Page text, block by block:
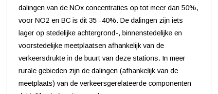
dalingen van de NOx concentraties op tot meer dan 50%,
voor NO2 en BC is dit 35 -40%. De dalingen zijn iets
lager op stedelijke achtergrond-, binnenstedelijke en
voorstedelijke meetplaatsen afhankelijk van de
verkeersdrukte in de buurt van deze stations. In meer
rurale gebieden zijn de dalingen (afhankelijk van de
meetplaats) van de verkeersgerelateerde componenten